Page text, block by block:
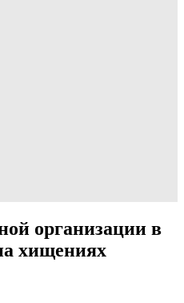
организации в
хищениях